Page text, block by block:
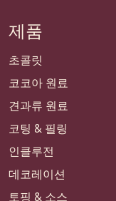
제품
초콜릿
코코아 원료
견과류 원료
코팅 & 필링
인클루전
데코레이션
토핑 & 소스